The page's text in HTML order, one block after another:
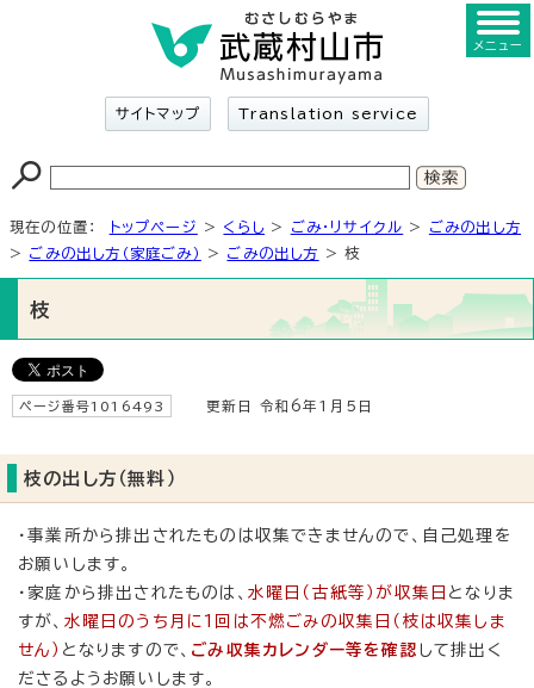
サイトマップ Translation service
メニュー
現在の位置： トップページ > くらし > ごみ・リサイクル > ごみの出し方
> ごみの出し方（家庭ごみ） > ごみの出し方 > 枝
枝
ページ番号1016493 更新日 令和6年1月5日
枝の出し方（無料）
・事業所から排出されたものは収集できませんので、自己処理を
お願いします。
・家庭から排出されたものは、 水曜日（古紙等）が収集日 となりま
すが、 水曜日のうち月に1回は不燃ごみの収集日（枝は収集しま
せん） となりますので、 ごみ収集カレンダー等を確認 して排出く
ださるようお願いします。